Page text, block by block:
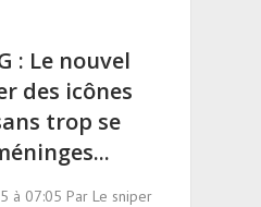
: Le nouvel
des icônes
trop se
à 07:05 Par Le sniper